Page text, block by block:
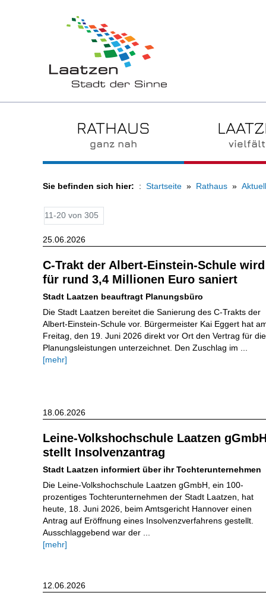
RATHAUS
ganz nah
Sie befinden sich hier: Startseite Rathaus
11-20 von 305
C-Trakt der Albert-Einstein-Schule wird
für rund 3,4 Millionen Euro saniert
Stadt Laatzen beauftragt Planungsbüro
Die Stadt Laatzen bereitet die Sanierung des C-Trakts der
Albert-Einstein-Schule vor. Bürgermeister Kai Eggert hat
Freitag, den 19. Juni 2026 direkt vor Ort den Vertrag für die
Planungsleistungen unterzeichnet. Den Zuschlag im ...
[mehr]
25.06.2026
Leine-Volkshochschule Laatzen
stellt Insolvenzantrag
Stadt Laatzen informiert über ihr Tochterunternehmen
Die Leine-Volkshochschule Laatzen gGmbH, ein 100-
prozentiges Tochterunternehmen der Stadt Laatzen, hat
heute, 18. Juni 2026, beim Amtsgericht Hannover einen
Antrag auf Eröffnung eines Insolvenzverfahrens gestellt.
Ausschlaggebend war der ...
[mehr]
18.06.2026
12.06.2026